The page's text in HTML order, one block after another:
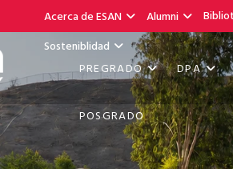
Acerca de ESAN Alumni
Sosteniblidad
PREGRADO DPA
POSGRADO